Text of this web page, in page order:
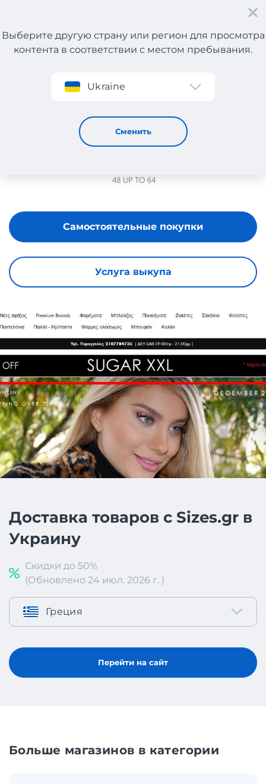
Регистрация
Выберите другую страну или регион для просмотра
контента в соответствии с местом пребывания.
Ukraine
Сменить
Sizes.gr
Услуга выкупа
Самостоятельные покупки
Доставка товаров с Sizes.gr в
Украину
Скидки до 50%
(Обновлено 24 июл. 2026 г. )
Греция
Перейти на сайт
Больше магазинов в категории